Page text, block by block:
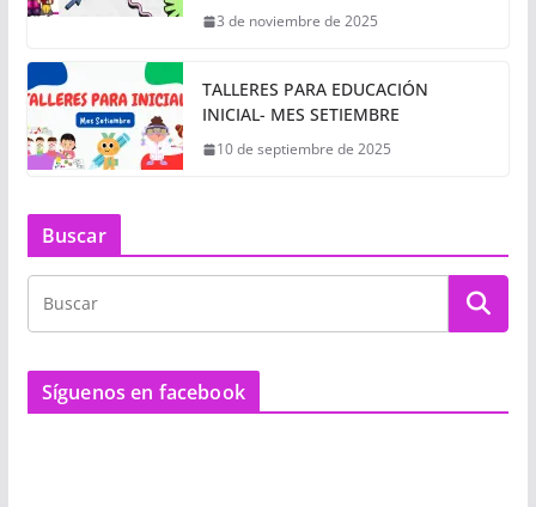
3 de noviembre de 2025
TALLERES PARA EDUCACIÓN
INICIAL- MES SETIEMBRE
10 de septiembre de 2025
Buscar
Síguenos en facebook